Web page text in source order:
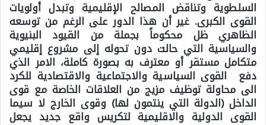
السلطوية وتناقض المصالح الإقليمية وتبدل أولويات
القوى الكبرى. غير أن هذا الدور على الرغم من توسعه
الظاهري ظل محكوماً بجملة من القيود البنيوية
والسياسية التي حالت دون تحوله إلى مشروع إقليمي
متكامل مستقر أو معترف به بصورة كاملة، الامر الذي
دفع القوى السياسية والاجتماعية والاقتصادية للكرد
الى محاولة توظيف مزيج من العلاقات الخاصة مع قوى
الداخل (الدولة التي ينتمون لها) وقوى الخارج لا سيما
القوى الدولية والاقليمية لتكريس واقع جديد يجعل